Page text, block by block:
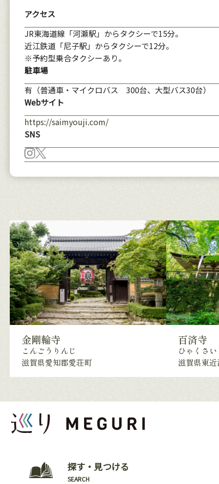
アクセス
JR東海道線「河瀬駅」からタクシーで15分。
近江鉄道「尼子駅」からタクシーで12分。
※予約型乗合タクシーあり。
駐車場
有（普通車・マイクロバス 300台、大型バス30台）
Webサイト
https://saimyouji.com/
SNS
金剛輪寺
こんごうりんじ
滋賀県愛知郡愛荘町
百済寺
ひゃくさ
滋賀県東
探す・見つける
SEARCH